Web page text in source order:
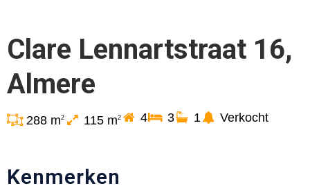
Clare Lennartstraat 16,
Almere
288 m2 115 m2 4 3 1 Verkocht
Kenmerken